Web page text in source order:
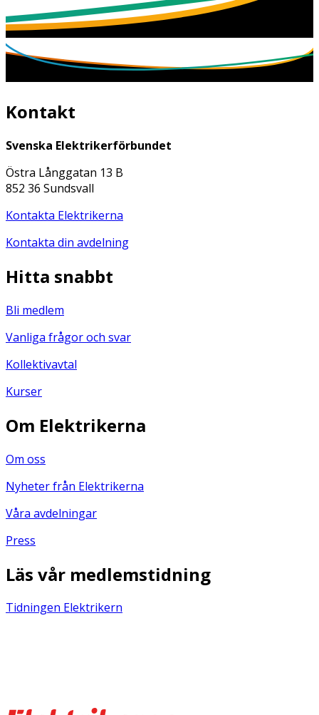
Kontakt
Svenska Elektrikerförbundet
Östra Långgatan 13 B
852 36 Sundsvall
Kontakta Elektrikerna
Kontakta din avdelning
Hitta snabbt
Bli medlem
Vanliga frågor och svar
Kollektivavtal
Kurser
Om Elektrikerna
Om oss
Nyheter från Elektrikerna
Våra avdelningar
Press
Läs vår medlemstidning
Tidningen Elektrikern